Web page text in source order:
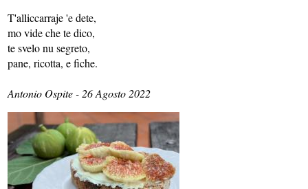
T'alliccarraje 'e dete,
mo vide che te dico,
te svelo nu segreto,
pane, ricotta, e fiche.
Antonio Ospite - 26 Agosto 2022